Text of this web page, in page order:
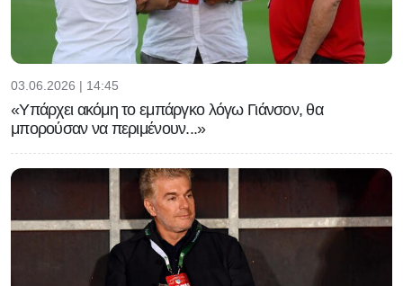
03.06.2026 | 14:45
«Υπάρχει ακόμη το εμπάργκο λόγω Γιάνσον, θα
μπορούσαν να περιμένουν...»